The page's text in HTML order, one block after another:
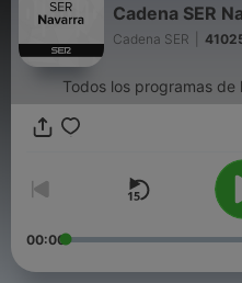
Cadena SER
Cadena SER
Todos los programas de
00:00